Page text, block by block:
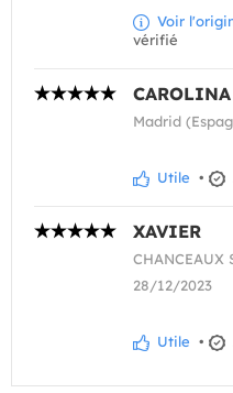
Voir
vérifié
CAROLINA
Madrid
Utile •
XAVIER
CHANCEAUX
28/12/2023
Utile •